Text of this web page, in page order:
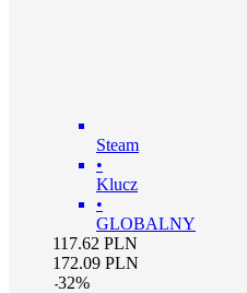
Steam
•
Klucz
•
GLOBALNY
117.62 PLN
172.09 PLN
-32%